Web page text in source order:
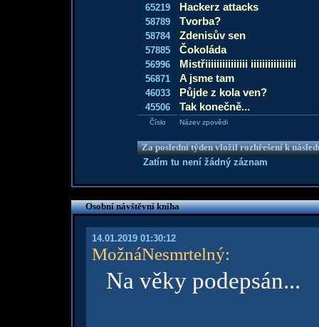
65219 Hackerz attacks
58789 Tvorba?
58784 Zdenisův sen
57885 Čokoláda
56996 Mistřiiiiiiiiiiiiiii iiiiiiiiiiiiiiii
56871 A jsme tam
46033 Půjde z kola ven?
45506 Tak konečně...
Číslo Název zpovědi
Za poslední týden vložil rozhřešení k
Zatím tu není žádný záznam
Osobní návštěvní kniha
14.01.2019 01:30:12
MožnáNesmrtelný:
Na věky podepsán...